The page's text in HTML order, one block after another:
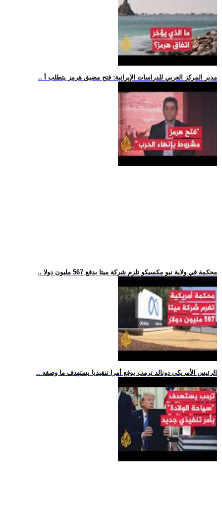
.. مدير المركز العربي للدراسات الإيرانية: فتح مضيق هرمز يتطلب أ
.. محكمة في ولاية نيو مكسيكو تلزم شركة ميتا بدفع 567 مليون دولا
.. الرئيس الأمريكي دونالد ترمب يوقع أمرا تنفيذيا يستهدف ما وصفه